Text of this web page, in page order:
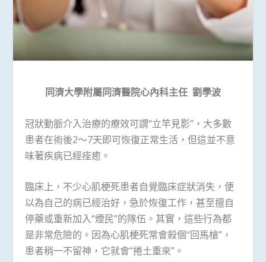
同濟大學附屬同濟醫院心內科主任 劉學波
冠狀動脈介入治療的療效可謂“立竿見影”，大多數
患者在術後2～7天即可恢復正常生活，但這並不意
味著疾病已經痊癒。
臨床上，不少心肌梗死患者自覺臨床症狀消失，便
以為自己的病已經治好，急於恢復工作，甚至擅自
停藥或重新加入“煙民”的隊伍。其實，這些行為都
是非常危險的。因為心肌梗死常會殺個“回馬槍”，
患者稍一不留神，它就會“捲土重來”。